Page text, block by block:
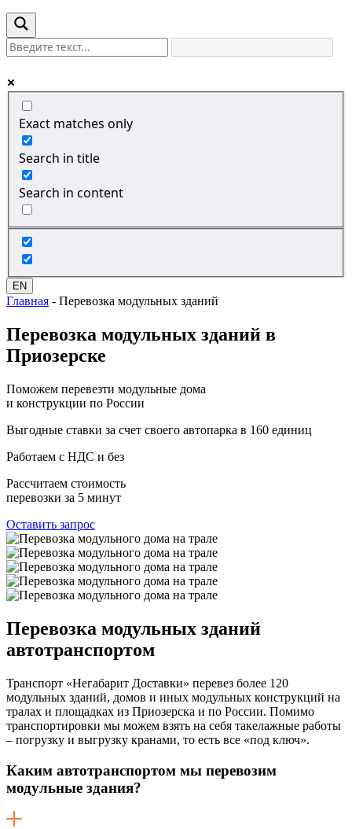
Exact matches only
Search in title
Search in content
EN
Главная - Перевозка модульных зданий
Перевозка модульных зданий в
Приозерске
Поможем перевезти модульные дома
и конструкции по России
Выгодные ставки за счет своего автопарка в 160 единиц
Работаем с НДС и без
Рассчитаем стоимость
перевозки за 5 минут
Оставить запрос
Перевозка модульных зданий
автотранспортом
Транспорт «Негабарит Доставки» перевез более 120
модульных зданий, домов и иных модульных конструкций на
тралах и площадках из Приозерска и по России. Помимо
транспортировки мы можем взять на себя такелажные работы
– погрузку и выгрузку кранами, то есть все «под ключ».
Каким автотранспортом мы перевозим
модульные здания?